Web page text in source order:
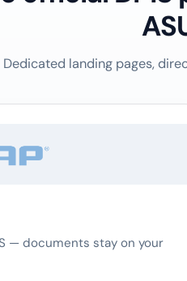
Dedicated landing pages,
— documents stay on your